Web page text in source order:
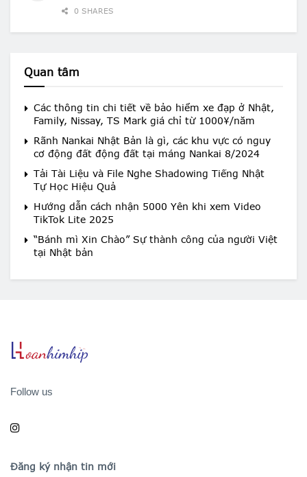
0 SHARES
Quan tâm
Các thông tin chi tiết về bảo hiểm xe đạp ở Nhật,
Family, Nissay, TS Mark giá chỉ từ 1000¥/năm
Rãnh Nankai Nhật Bản là gì, các khu vực có nguy
cơ động đất động đất tại máng Nankai 8/2024
Tải Tài Liệu và File Nghe Shadowing Tiếng Nhật
Tự Học Hiệu Quả
Hướng dẫn cách nhận 5000 Yên khi xem Video
TikTok Lite 2025
“Bánh mì Xin Chào” Sự thành công của người Việt
tại Nhật bản
Follow us
Đăng ký nhận tin mới